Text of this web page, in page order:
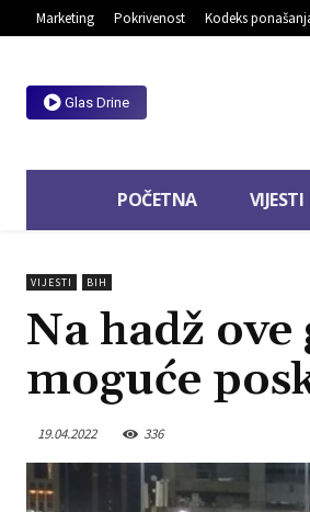
Marketing Pokrivenost Kodeks
Glas Drine
POČETNA VIJESTI
VIJESTI BIH
Na hadž
moguće
19.04.2022 336